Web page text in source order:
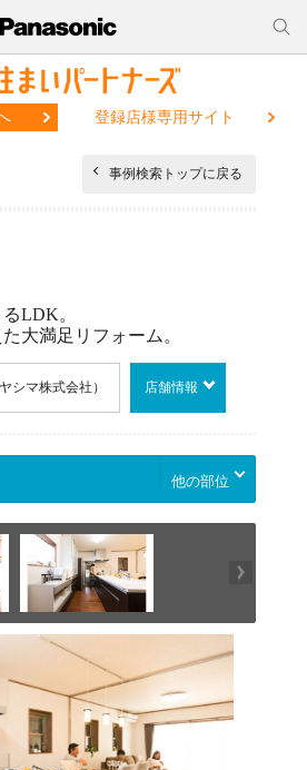
登録店様専用サイト
事例検索トップに戻る
LDK。
大満足リフォーム。
シマ株式会社） 店舗情報
他の部位